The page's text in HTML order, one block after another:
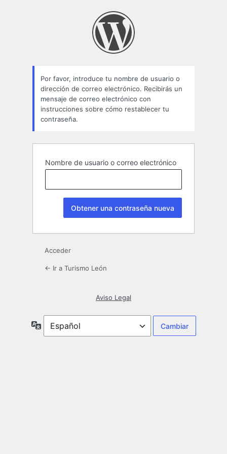
Por favor, introduce tu nombre de usuario o
dirección de correo electrónico. Recibirás un
mensaje de correo electrónico con
instrucciones sobre cómo restablecer tu
contraseña.
Nombre de usuario o correo electrónico
Acceder
← Ir a Turismo León
Aviso Legal
Idioma